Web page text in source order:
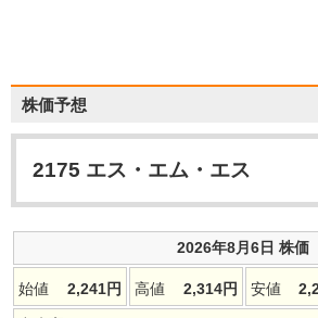
株価予想
2175 エス・エム・エス
2026年8月6日 株価
始値 2,241円 高値 2,314円 安値